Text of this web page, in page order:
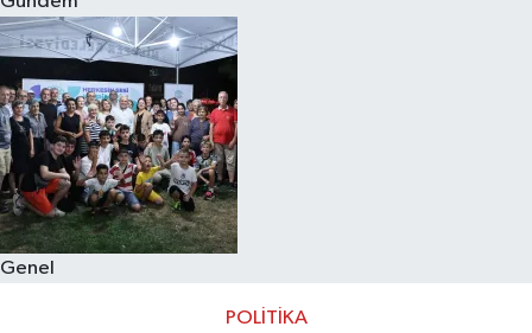
Genel
POLITIKA
Eğitim
Sağlık
Dünya
Magazin